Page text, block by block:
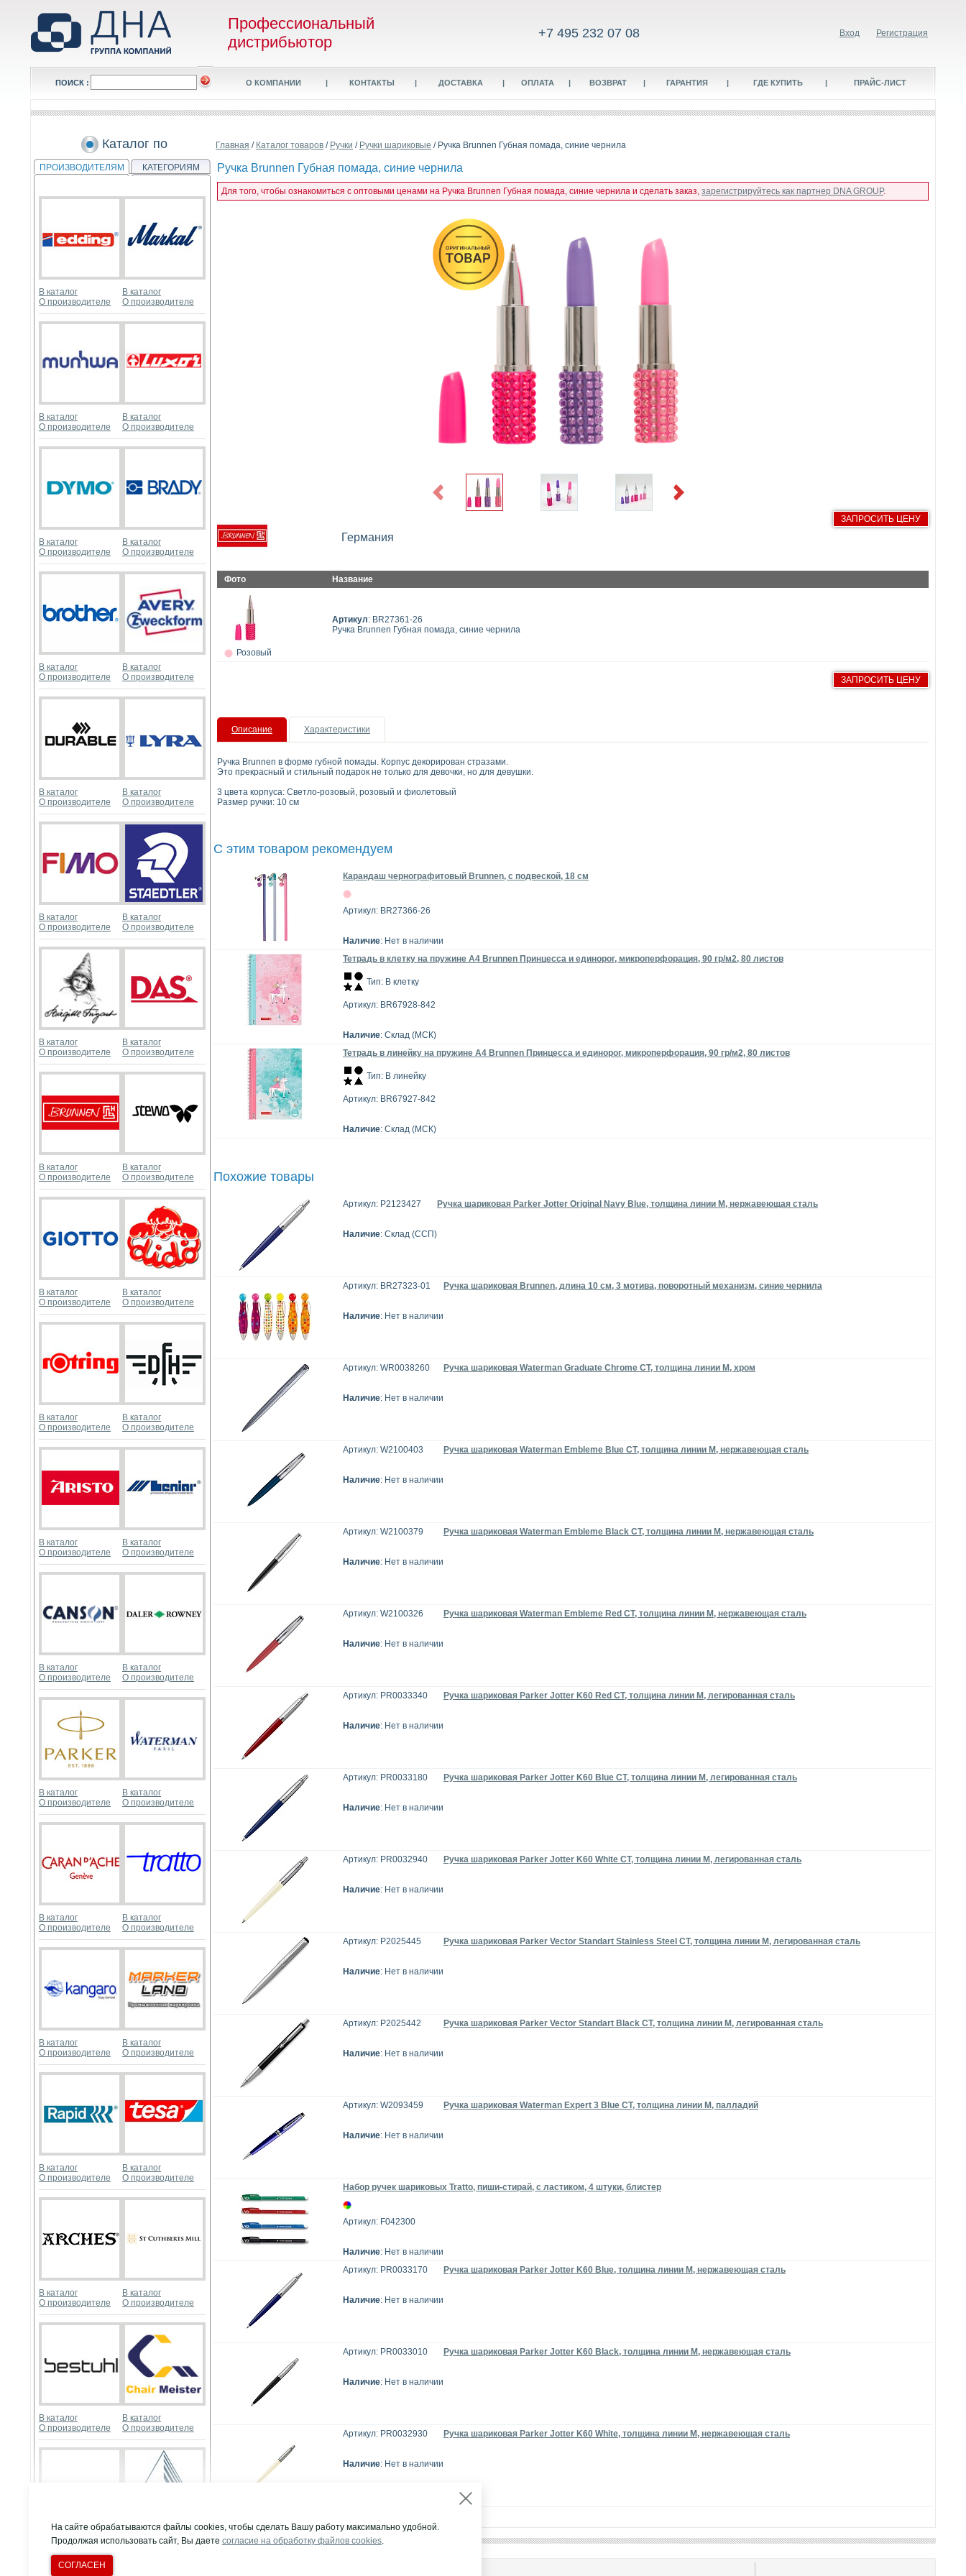
Профессиональный
дистрибьютор
+7 495 232 07 08 Вход Регистрация
ПОИСК : О КОМПАНИИ | КОНТАКТЫ | ДОСТАВКА | ОПЛАТА | ВОЗВРАТ | ГАРАНТИЯ | ГДЕ КУПИТЬ | ПРАЙС-ЛИСТ
Каталог по
ПРОИЗВОДИТЕЛЯМ КАТЕГОРИЯМ
В каталог
О производителе
В каталог
О производителе
В каталог
О производителе
В каталог
О производителе
В каталог
О производителе
В каталог
О производителе
В каталог
О производителе
В каталог
О производителе
В каталог
О производителе
В каталог
О производителе
В каталог
О производителе
В каталог
О производителе
В каталог
О производителе
В каталог
О производителе
В каталог
О производителе
В каталог
О производителе
В каталог
О производителе
В каталог
О производителе
В каталог
О производителе
В каталог
О производителе
В каталог
О производителе
В каталог
О производителе
В каталог
О производителе
В каталог
О производителе
В каталог
О производителе
В каталог
О производителе
В каталог
О производителе
В каталог
О производителе
В каталог
О производителе
В каталог
О производителе
В каталог
О производителе
В каталог
О производителе
В каталог
О производителе
В каталог
О производителе
В каталог
О производителе
В каталог
О производителе
В каталог
О производителе
В каталог
Главная / Каталог товаров / Ручки / Ручки шариковые / Ручка Brunnen Губная помада, синие чернила
Ручка Brunnen Губная помада, синие чернила
Для того, чтобы ознакомиться с оптовыми ценами на Ручка Brunnen Губная помада, синие чернила и сделать заказ, зарегистрируйтесь как партнер DNA GROUP.
Previous Next
Германия
ЗАПРОСИТЬ ЦЕНУ
Фото Название
Розовый
Артикул: BR27361-26
Ручка Brunnen Губная помада, синие чернила
ЗАПРОСИТЬ ЦЕНУ
Описание Характеристики
Ручка Brunnen в форме губной помады. Корпус декорирован стразами.
Это прекрасный и стильный подарок не только для девочки, но для девушки.
3 цвета корпуса: Светло-розовый, розовый и фиолетовый
Размер ручки: 10 см
С этим товаром рекомендуем
Карандаш чернографитовый Brunnen, с подвеской, 18 см
Артикул: BR27366-26
Наличие: Нет в наличии
Тетрадь в клетку на пружине А4 Brunnen Принцесса и единорог, микроперфорация, 90 гр/м2, 80 листов
Тип: В клетку
Артикул: BR67928-842
Наличие: Склад (МСК)
Тетрадь в линейку на пружине А4 Brunnen Принцесса и единорог, микроперфорация, 90 гр/м2, 80 листов
Тип: В линейку
Артикул: BR67927-842
Наличие: Склад (МСК)
Похожие товары
Ручка шариковая Parker Jotter Original Navy Blue, толщина линии М, нержавеющая сталь
Артикул: P2123427
Наличие: Склад (ССП)
Ручка шариковая Brunnen, длина 10 см, 3 мотива, поворотный механизм, синие чернила
Артикул: BR27323-01
Наличие: Нет в наличии
Ручка шариковая Waterman Graduate Chrome CT, толщина линии M, хром
Артикул: WR0038260
Наличие: Нет в наличии
Ручка шариковая Waterman Embleme Blue CT, толщина линии M, нержавеющая сталь
Артикул: W2100403
Наличие: Нет в наличии
Ручка шариковая Waterman Embleme Black CT, толщина линии M, нержавеющая сталь
Артикул: W2100379
Наличие: Нет в наличии
Ручка шариковая Waterman Embleme Red CT, толщина линии M, нержавеющая сталь
Артикул: W2100326
Наличие: Нет в наличии
Ручка шариковая Parker Jotter K60 Red CT, толщина линии M, легированная сталь
Артикул: PR0033340
Наличие: Нет в наличии
Ручка шариковая Parker Jotter K60 Blue CT, толщина линии M, легированная сталь
Артикул: PR0033180
Наличие: Нет в наличии
Ручка шариковая Parker Jotter K60 White CT, толщина линии M, легированная сталь
Артикул: PR0032940
Наличие: Нет в наличии
Ручка шариковая Parker Vector Standart Stainless Steel CT, толщина линии M, легированная сталь
Артикул: P2025445
Наличие: Нет в наличии
Ручка шариковая Parker Vector Standart Black СТ, толщина линии М, легированная сталь
Артикул: P2025442
Наличие: Нет в наличии
Ручка шариковая Waterman Expert 3 Blue CT, толщина линии M, палладий
Артикул: W2093459
Наличие: Нет в наличии
Набор ручек шариковых Tratto, пиши-стирай, с ластиком, 4 штуки, блистер
Артикул: F042300
Наличие: Нет в наличии
Ручка шариковая Parker Jotter K60 Blue, толщина линии M, нержавеющая сталь
Артикул: PR0033170
Наличие: Нет в наличии
Ручка шариковая Parker Jotter K60 Black, толщина линии М, нержавеющая сталь
Артикул: PR0033010
Наличие: Нет в наличии
Ручка шариковая Parker Jotter K60 White, толщина линии M, нержавеющая сталь
Артикул: PR0032930
Наличие: Нет в наличии
На сайте обрабатываются файлы cookies, чтобы сделать Вашу работу максимально удобной.
Продолжая использовать сайт, Вы даете согласие на обработку файлов cookies.
СОГЛАСЕН